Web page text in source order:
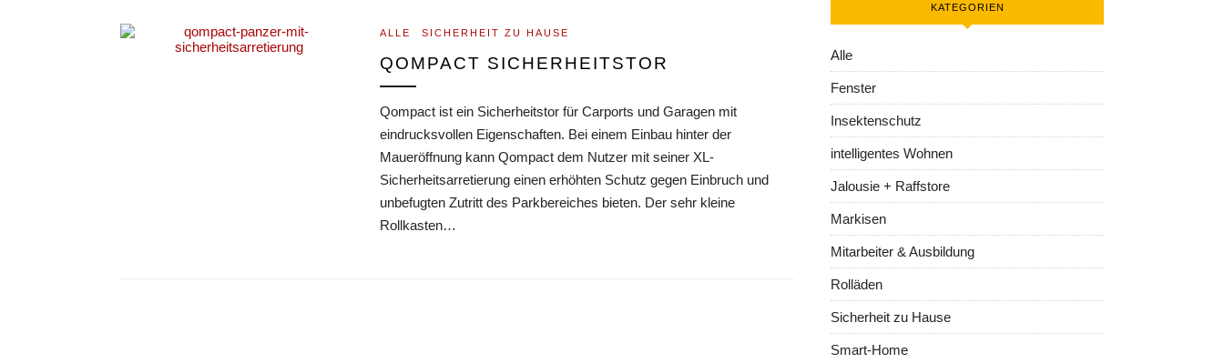
ALLE SICHERHEIT ZU HAUSE
QOMPACT SICHERHEITSTOR
Qompact ist ein Sicherheitstor für Carports und Garagen mit
eindrucksvollen Eigenschaften. Bei einem Einbau hinter der
Maueröffnung kann Qompact dem Nutzer mit seiner XL-
Sicherheitsarretierung einen erhöhten Schutz gegen Einbruch und
unbefugten Zutritt des Parkbereiches bieten. Der sehr kleine
Rollkasten…
KATEGORIEN
Alle
Fenster
Insektenschutz
intelligentes Wohnen
Jalousie + Raffstore
Markisen
Mitarbeiter & Ausbildung
Rolläden
Sicherheit zu Hause
Smart-Home